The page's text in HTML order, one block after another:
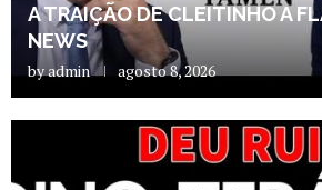
A TRAIÇÃO DE CLEITINHO A
NEWS
byadmin agosto 8, 2026